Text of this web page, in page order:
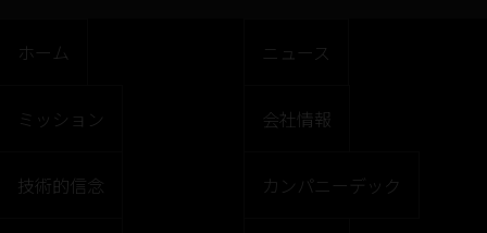
ホーム
ミッション
技術的信念
ニュース
会社情報
カンパニーデック